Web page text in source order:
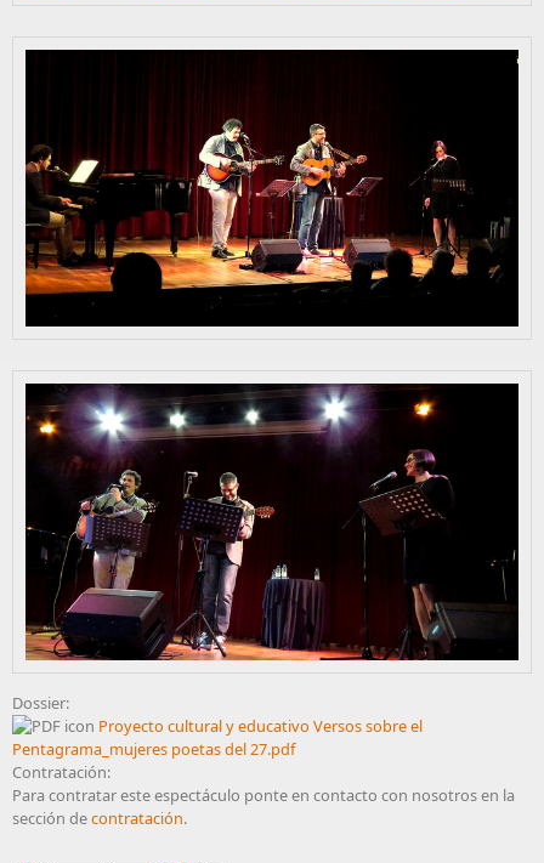
Dossier:
Proyecto cultural y educativo Versos sobre el
Pentagrama_mujeres poetas del 27.pdf
Contratación:
Para contratar este espectáculo ponte en contacto con nosotros en la
sección decontratación.